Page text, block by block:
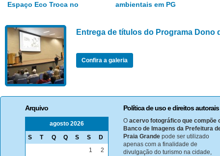
Espaço Eco Troca no
ambientais em PG
Entrega de títulos do Programa Dono
Confira a galeria
Arquivo
agosto 2026
S
T Q Q S S D
1
2
Política de uso e direitos autorais
O acervo fotográfico que compõe
Banco de Imagens da Prefeitura
Praia Grande pode ser utilizado
apenas com a finalidade de
divulgação do turismo na cidade,